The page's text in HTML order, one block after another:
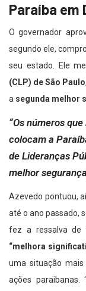
Paraíba em
O governador
segundo ele,
seu estado. Ele
(CLP) de São Paulo
a segunda melhor
“Os números
colocam a
de Lideranças
melhor
Azevedo pontuou,
até o ano passado,
fez a ressalva de
“melhora
uma situação
ações